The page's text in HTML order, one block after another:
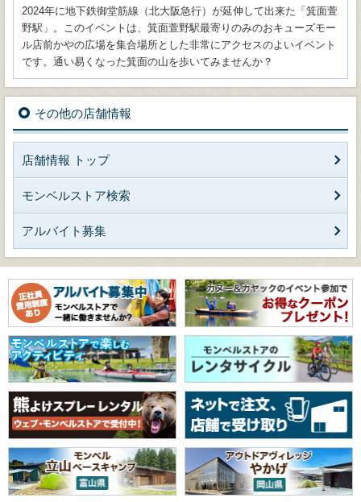
2024年に地下鉄御堂筋線（北大阪急行）が延伸して出来た「箕面萱
野駅」。このイベントは、箕面萱野駅最寄りのみのおキューズモー
ル店前かやの広場を集合場所とした非常にアクセスのよいイベント
です。通い易くなった箕面の山を歩いてみませんか？
その他の店舗情報
店舗情報 トップ
モンベルストア検索
アルバイト募集